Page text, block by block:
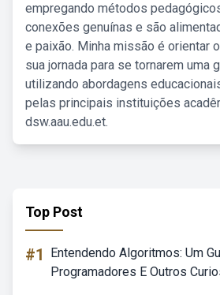
empregando métodos
conexões genuínas e são
e paixão. Minha missão é orientar
sua jornada para se tornarem uma
utilizando abordagens
pelas principais instituições
dsw.aau.edu.et.
Top Post
#1
Entendendo Algoritmos: Um
Programadores E Outros